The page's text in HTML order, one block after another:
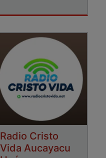
Radio Cristo
Vida Aucayacu